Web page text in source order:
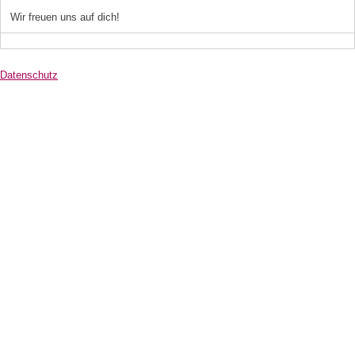
Wir freuen uns auf dich!
Datenschutz